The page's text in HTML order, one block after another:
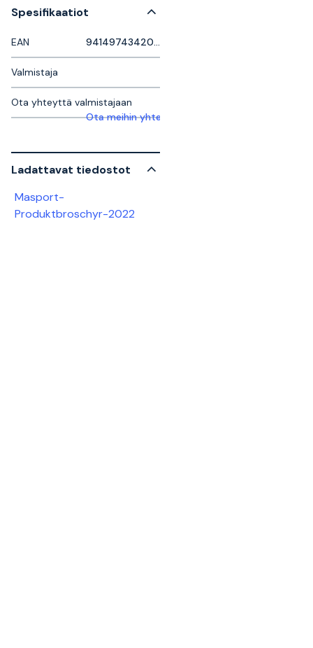
Spesifikaatiot
EAN 9414974342072
Valmistaja
Ota yhteyttä valmistajaan
Ota meihin yhteyttä saadaksesi lisätietoja
Ladattavat tiedostot
Masport-
Produktbroschyr-2022